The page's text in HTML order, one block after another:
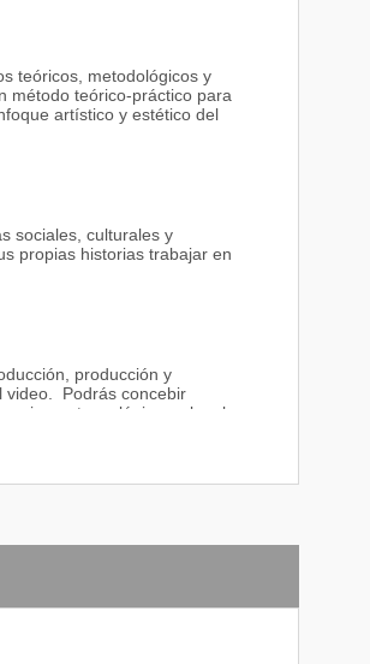
teóricos, metodológicos y
método teórico-práctico para
artístico y estético del
sociales, culturales y
propias historias trabajar en
producción y
video. Podrás concebir
tecnológicos y legales
el montaje y el sonido.